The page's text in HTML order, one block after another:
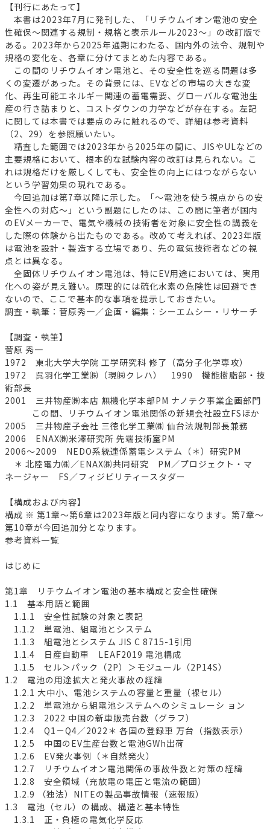
【刊行にあたって】
本書は2023年7月に発刊した、「リチウムイオン電池の安全
性確保～関連する規制・規格と表示ルール2023～」の改訂版で
ある。2023年から2025年通期にわたる、国内外の法令、規制や
規格の変化を、各章に分けてまとめた内容である。
この間のリチウムイオン電池と、その安全性を巡る問題は多
くの変遷があった。その背景には、EVなどの市場の大きな変
化、再生可能エネルギー関連の蓄電需要、グローバルな電池生
産の行き詰まりと、コストダウンの力学などが存在する。左記
に関しては本書では要点のみに触れるので、詳細は参考資料
（2、29）を参照願いたい。
精査した範囲では2023年から2025年の間に、JISやULなどの
主要規格において、根本的な試験内容の改訂は見られない。こ
れは規格だけを厳しくしても、安全性の向上にはつながらない
という学習効果の現れである。
今回追加は第7章以降に示した。「～電池を使う視点からの安
全性への対応～」という副題にしたのは、この間に筆者が国内
のEVメーカーで、電気や機械の技術者を対象に安全性の講義を
した際の体験から出たものである。改めて考えれば、2023年版
は電池を設計・製造する立場であり、先の電気技術者などの視
点とは異なる。
全固体リチウムイオン電池は、特にEV用途においては、実用
化への姿が見え難い。原理的には硫化水素の危険性は回避でき
ないので、ここで基本的な事項を提示しておきたい。
調査・執筆：菅原秀一／企画・編集：シーエムシー・リサーチ
【調査・執筆】
菅原 秀一
1972 東北大学大学院 工学研究科 修了（高分子化学専攻）
1972 呉羽化学工業㈱（現㈱クレハ） 1990 機能樹脂部・技
術部長
2001 三井物産㈱本店 無機化学本部PM ナノテク事業企画部門
この間、リチウムイオン電池関係の新規会社設立FSほか
2005 三井物産子会社 三徳化学工業㈱ 仙台法規制部長兼務
2006 ENAX㈱米澤研究所 先端技術室PM
2006～2009 NEDO系統連係蓄電システム（＊）研究PM
＊ 北陸電力㈱／ENAX㈱共同研究 PM／プロジェクト・マ
ネージャー FS／フィジビリティースタダー
【構成および内容】
構成 ※ 第1章～第6章は2023年版と同内容になります。第7章～
第10章が今回追加分となります。
参考資料一覧
はじめに
第1章 リチウムイオン電池の基本構成と安全性確保
1.1 基本用語と範囲
1.1.1 安全性試験の対象と表記
1.1.2 単電池、組電池とシステム
1.1.3 組電池とシステム JIS C 8715-1引用
1.1.4 日産自動車 LEAF2019 電池構成
1.1.5 セル＞パック（2P）＞モジュール（2P14S）
1.2 電池の用途拡大と発火事故の経緯
1.2.1 大中小、電池システムの容量と重量（裸セル）
1.2.2 単電池から組電池システムへのシミュレーシ ョン
1.2.3 2022 中国の新車販売台数（グラフ）
1.2.4 Q1－Q4／2022＊ 各国の登録車 万台（指数表示）
1.2.5 中国のEV生産台数と電池GWh出荷
1.2.6 EV発火事例（＊自然発火）
1.2.7 リチウムイオン電池関係の事故件数と対策の経緯
1.2.8 安全領域（充放電の電圧と電流の範囲）
1.2.9 （独法）NITEの製品事故情報（速報版）
1.3 電池（セル）の構成、構造と基本特性
1.3.1 正・負極の電気化学反応